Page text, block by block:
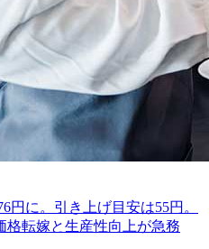
円に。引き上げ目安は55円。
格転嫁と生産性向上が急務